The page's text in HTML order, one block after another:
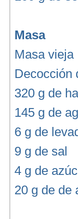
Masa
Masa vieja
Decocción
320 g de
145 g de
6 g de
9 g de sal
4 g de
20 g de de